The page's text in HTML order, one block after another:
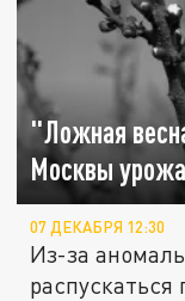
"Ложная
Москвы
07 ДЕКАБРЯ 12:30
Из-за